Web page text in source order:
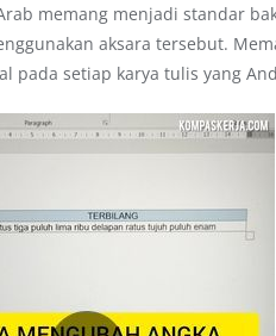
memang menjadi standar
aksara tersebut.
pada setiap karya tulis yang